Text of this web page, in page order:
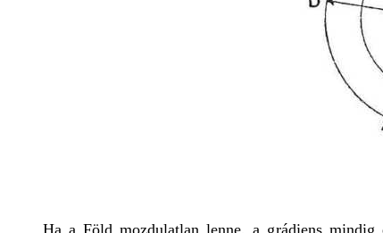
Ha a Föld mozdulatlan lenne, a grádiens mindig